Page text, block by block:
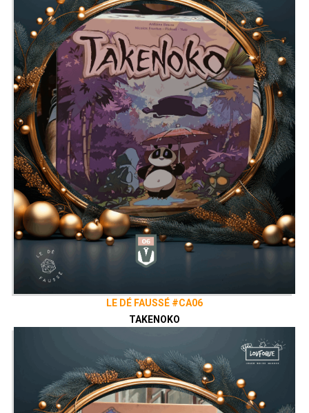
LE DÉ FAUSSÉ #CA06
TAKENOKO